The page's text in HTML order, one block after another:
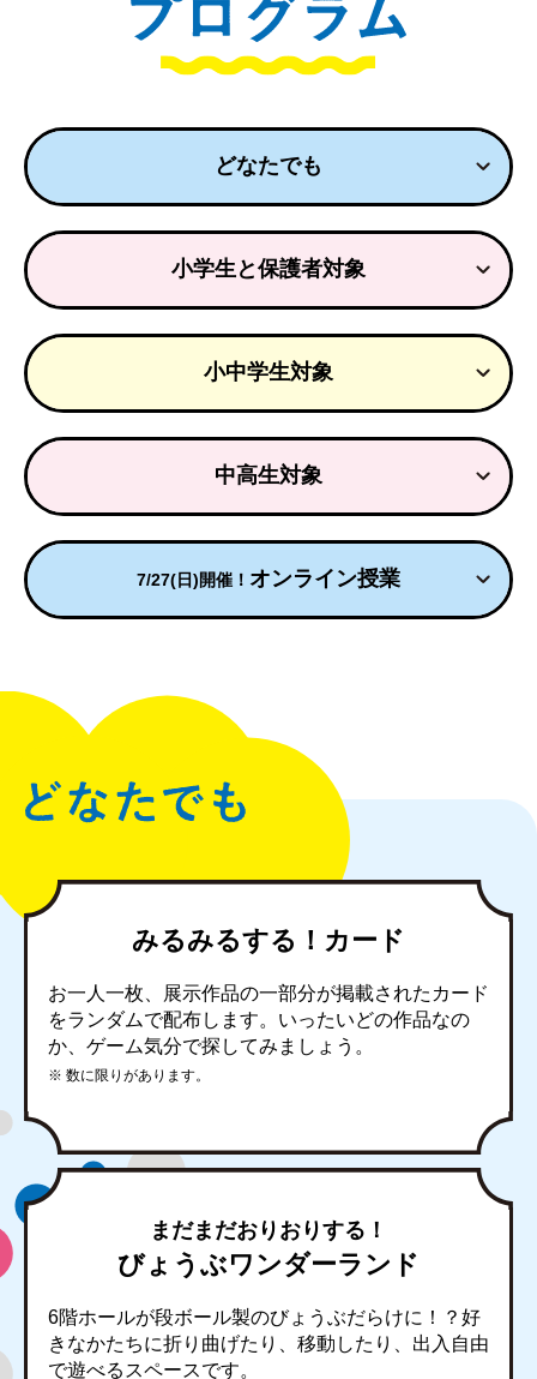
どなたでも
小学生と保護者対象
小中学生対象
中高生対象
7/27(日)開催！ オンライン授業
みるみるする！カード
お一人一枚、展示作品の一部分が掲載されたカード
をランダムで配布します。いったいどの作品なの
か、ゲーム気分で探してみましょう。
※ 数に限りがあります。
まだまだおりおりする！
びょうぶワンダーランド
6階ホールが段ボール製のびょうぶだらけに！？好
きなかたちに折り曲げたり、移動したり、出入自由
で遊べるスペースです。